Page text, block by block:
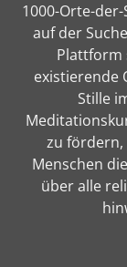
1000-Orte-
auf der
Plattform
existierende
Stille
zu fördern,
Menschen
über alle